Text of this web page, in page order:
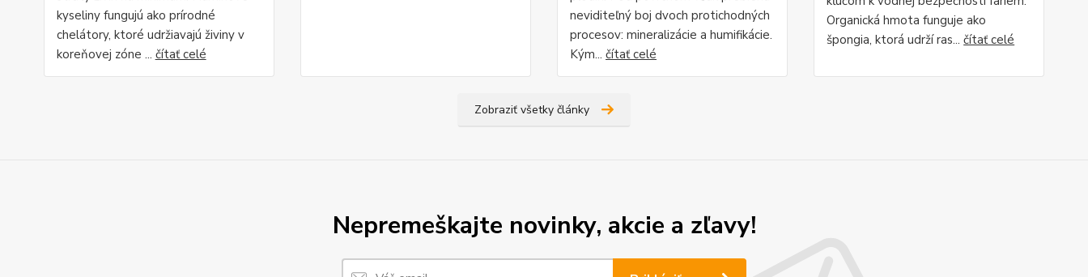
kyseliny fungujú ako prírodné
chelátory, ktoré udržiavajú živiny v
koreňovej zóne ... čítať celé
neviditeľný boj dvoch protichodných
procesov: mineralizácie a humifikácie.
Kým... čítať celé
Organická hmota funguje ako
špongia, ktorá udrží ras...čítať celé
Zobraziť všetky články
Nepremeškajte novinky, akcie a zľavy!